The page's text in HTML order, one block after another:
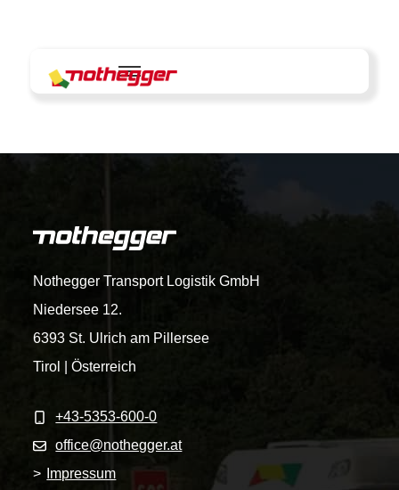
Nothegger Transport Logistik GmbH
Niedersee 12.
6393 St. Ulrich am Pillersee
Tirol | Österreich
+43-5353-600-0
office@nothegger.at
>
Impressum